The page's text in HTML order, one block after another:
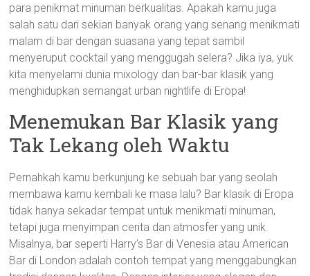
para penikmat minuman berkualitas. Apakah kamu juga
salah satu dari sekian banyak orang yang senang menikmati
malam di bar dengan suasana yang tepat sambil
menyeruput cocktail yang menggugah selera? Jika iya, yuk
kita menyelami dunia mixology dan bar-bar klasik yang
menghidupkan semangat urban nightlife di Eropa!
Menemukan Bar Klasik yang
Tak Lekang oleh Waktu
Pernahkah kamu berkunjung ke sebuah bar yang seolah
membawa kamu kembali ke masa lalu? Bar klasik di Eropa
tidak hanya sekadar tempat untuk menikmati minuman,
tetapi juga menyimpan cerita dan atmosfer yang unik.
Misalnya, bar seperti Harry’s Bar di Venesia atau American
Bar di London adalah contoh tempat yang menggabungkan